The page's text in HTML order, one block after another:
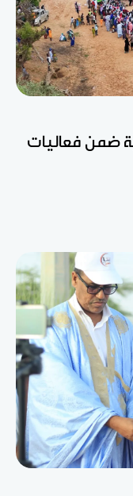
ضمن فعاليات